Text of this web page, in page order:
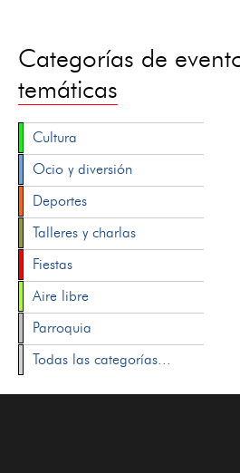
Categorías de
temáticas
Cultura
Ocio y diversión
Deportes
Talleres y charlas
Fiestas
Aire libre
Parroquia
Todas las categorías...